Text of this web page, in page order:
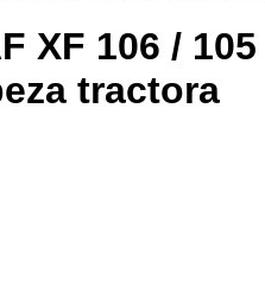
XF 106 /
tractora